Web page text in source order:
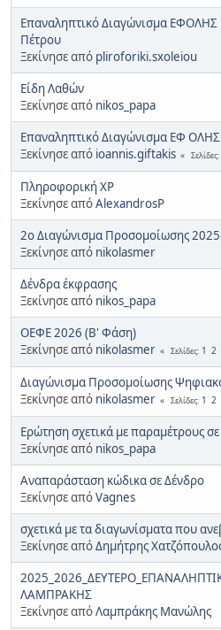
Επαναληπτικό Διαγώνισμα
Πέτρου
Ξεκίνησε από pliroforiki.sxoleiou
Είδη Λαθών
Ξεκίνησε από nikos_papa
Επαναληπτικό Διαγώνισμα ΕΦ
Ξεκίνησε από ioannis.giftakis Σελίδες
Πληροφορική XP
Ξεκίνησε απόAlexandrosP
2ο Διαγώνισμα Προσομοίωσης
Ξεκίνησε από nikolasmer
Δένδρα έκφρασης
Ξεκίνησε από nikos_papa
ΟΕΦΕ 2026 (Β' Φάση)
Ξεκίνησε από nikolasmer Σελίδες 1 2
Διαγώνισμα Προσομοίωσης
Ξεκίνησε από nikolasmer Σελίδες 1 2
Ερώτηση σχετικά με παραμέτρους
Ξεκίνησε από nikos_papa
Αναπαράσταση κώδικα σε Δένδρο
Ξεκίνησε απόVagnes
σχετικά με τα διαγωνίσματα που
Ξεκίνησε απόΔημήτρης
ΛΑΜΠΡΑΚΗΣ
Ξεκίνησε απόΛαμπράκης Μανώλης